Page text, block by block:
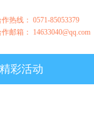
作热线： 0571-85053379
作邮箱： 14633040@qq.com
精彩活动